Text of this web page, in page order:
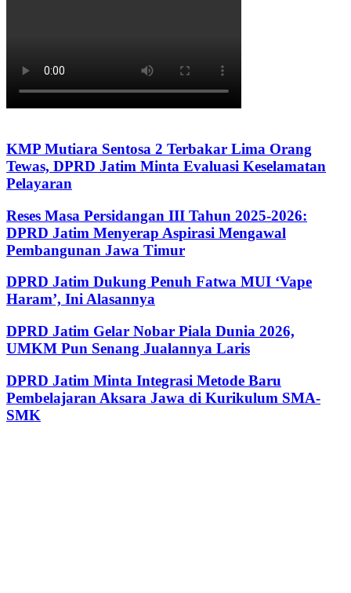
KMP Mutiara Sentosa 2 Terbakar Lima Orang
Tewas, DPRD Jatim Minta Evaluasi Keselamatan
Pelayaran
Reses Masa Persidangan III Tahun 2025-2026:
DPRD Jatim Menyerap Aspirasi Mengawal
Pembangunan Jawa Timur
DPRD Jatim Dukung Penuh Fatwa MUI ‘Vape
Haram’, Ini Alasannya
DPRD Jatim Gelar Nobar Piala Dunia 2026,
UMKM Pun Senang Jualannya Laris
DPRD Jatim Minta Integrasi Metode Baru
Pembelajaran Aksara Jawa di Kurikulum SMA-
SMK